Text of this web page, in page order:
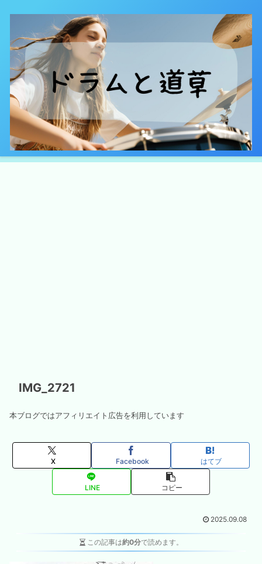
IMG_2721
本ブログではアフィリエイト広告を利用しています
X Facebook はてブ
LINE コピー
2025.09.08
この記事は約0分で読めます。